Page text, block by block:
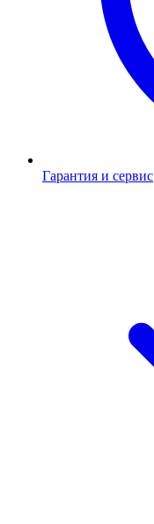
Гарантия и сервис